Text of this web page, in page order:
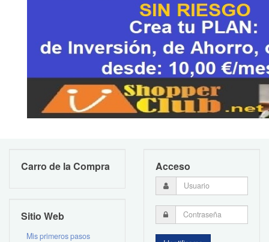
Carro de la Compra
Sitio Web
Mis primeros pasos
Acceso